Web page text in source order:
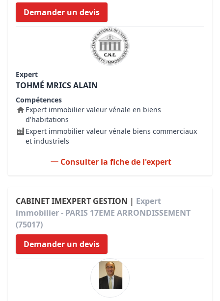
Demander un devis
Expert
TOHMÉ MRICS ALAIN
Compétences
Expert immobilier valeur vénale en biens
d'habitations
Expert immobilier valeur vénale biens commerciaux
et industriels
Consulter la fiche de l'expert
CABINET IMEXPERT GESTION | Expert
immobilier - PARIS 17EME ARRONDISSEMENT
(75017)
Demander un devis